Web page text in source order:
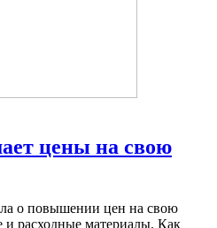
цены на свою
о повышении цен на свою
расходные материалы. Как